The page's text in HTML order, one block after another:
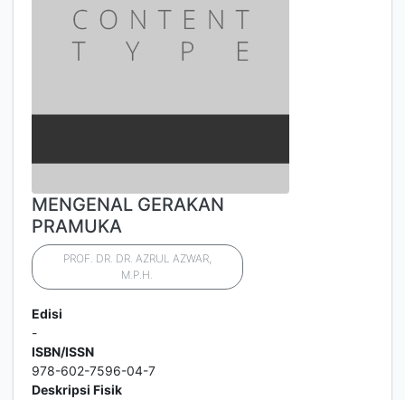
MENGENAL GERAKAN
PRAMUKA
PROF. DR. DR. AZRUL AZWAR,
M.P.H.
Edisi
-
ISBN/ISSN
978-602-7596-04-7
Deskripsi Fisik